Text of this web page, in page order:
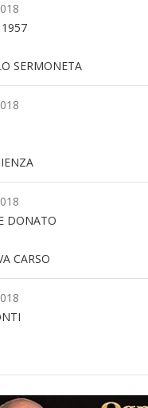
SERMONETA
DONATO
CARSO